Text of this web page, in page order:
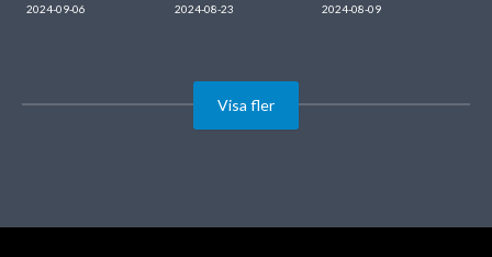
2024-09-06 2024-08-23 2024-08-09
Visa fler